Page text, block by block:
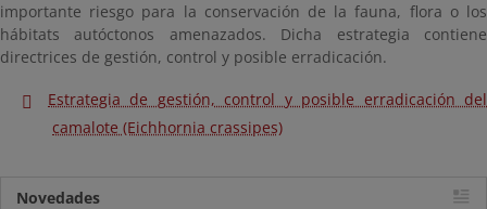
importante riesgo para la conservación de la fauna, flora o los
hábitats autóctonos amenazados. Dicha estrategia contiene
directrices de gestión, control y posible erradicación.
Estrategia de gestión, control y posible erradicación del
camalote (Eichhornia crassipes)
Novedades